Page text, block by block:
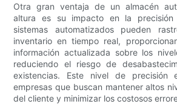
Otra gran ventaja de un almacén
altura es su impacto en la precisión
sistemas automatizados pueden
inventario en tiempo real,
información actualizada sobre los
reduciendo el riesgo de
existencias. Este nivel de precisión
empresas que buscan mantener altos
del cliente y minimizar los costosos